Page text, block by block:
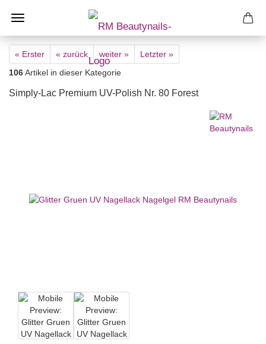
« Erster « zurück weiter »
Letzter »
106Artikel in dieser Kategorie
Simply-Lac Premium UV-Polish Nr. 80 Forest